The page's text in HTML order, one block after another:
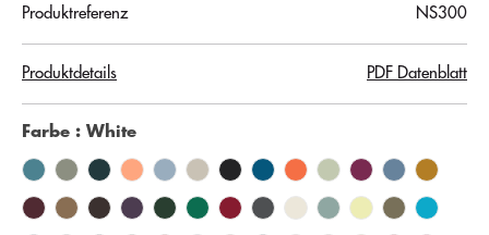
Produktreferenz
NS300
Produktdetails PDF Datenblatt
Farbe : White